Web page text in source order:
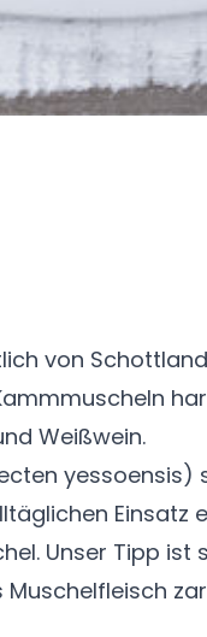
von
Weißwein.
yessoensis)
Einsatz
Unser Tipp ist